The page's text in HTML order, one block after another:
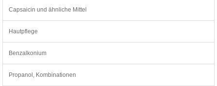
Capsaicin und ähnliche Mittel
Hautpflege
Benzalkonium
Propanol, Kombinationen